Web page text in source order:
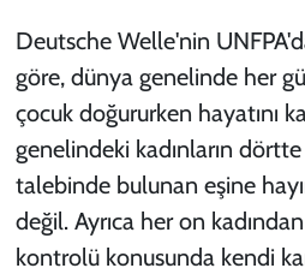
Deutsche Welle'nin
göre, dünya genelinde her
çocuk doğururken hayatını
genelindeki kadınların
talebinde bulunan eşine
değil. Ayrıca her on
kontrolü konusunda kendi